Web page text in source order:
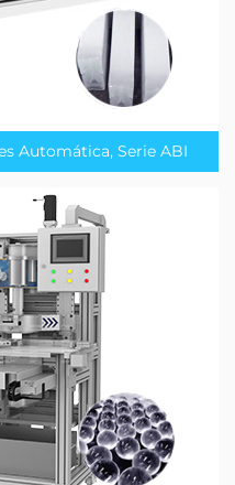
Automática, Serie ABI